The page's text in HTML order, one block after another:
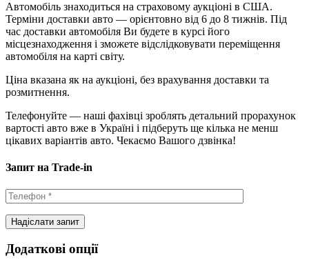
Автомобіль знаходиться на страховому аукціоні в США.
Терміни доставки авто — орієнтовно від 6 до 8 тижнів. Під
час доставки автомобіля Ви будете в курсі його
місцезнаходження і зможете відслідковувати переміщення
автомобіля на карті світу.
Ціна вказана як на аукціоні, без врахування доставки та
розмитнення.
Телефонуйте — наші фахівці зроблять детальний прорахунок
вартості авто вже в Україні і підберуть ще кілька не менш
цікавих варіантів авто. Чекаємо Вашого дзвінка!
Запит на Trade-in
Додаткові опції